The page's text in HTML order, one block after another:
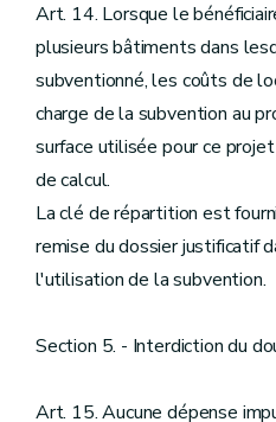
Art. 14. Lorsque le
plusieurs bâtiments dans
subventionné, les coûts de
charge de la subvention au
surface utilisée pour ce
de calcul.
La clé de répartition est
remise du dossier justificatif
l'utilisation de la subvention.
Section 5. - Interdiction du
Art. 15. Aucune dépense